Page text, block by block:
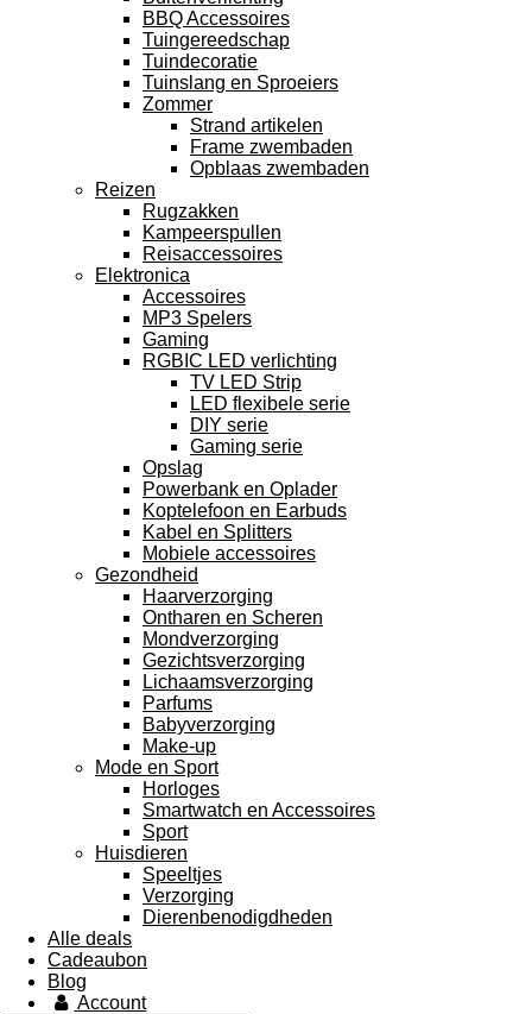
BBQ Accessoires
Tuingereedschap
Tuindecoratie
Tuinslang en Sproeiers
Zommer
Strand artikelen
Frame zwembaden
Opblaas zwembaden
Reizen
Rugzakken
Kampeerspullen
Reisaccessoires
Elektronica
Accessoires
MP3 Spelers
Gaming
RGBIC LED verlichting
TV LED Strip
LED flexibele serie
DIY serie
Gaming serie
Opslag
Powerbank en Oplader
Koptelefoon en Earbuds
Kabel en Splitters
Mobiele accessoires
Gezondheid
Haarverzorging
Ontharen en Scheren
Mondverzorging
Gezichtsverzorging
Lichaamsverzorging
Parfums
Babyverzorging
Make-up
Mode en Sport
Horloges
Smartwatch en Accessoires
Sport
Huisdieren
Speeltjes
Verzorging
Dierenbenodigdheden
Alle deals
Cadeaubon
Blog
Account